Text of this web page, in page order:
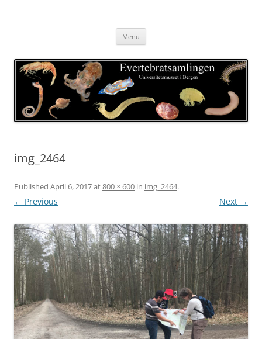
Menu
img_2464
Published April 6, 2017at800 × 600 in img_2464.
← Previous Next →